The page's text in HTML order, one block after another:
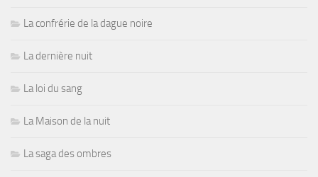
La confrérie de la dague noire
La dernière nuit
La loi du sang
La Maison de la nuit
La saga des ombres